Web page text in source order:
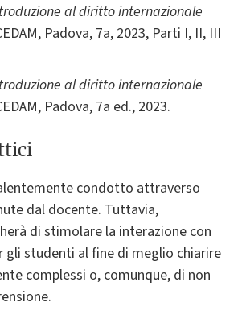
al diritto internazionale
Padova, 7a, 2023, Parti I, II, III
al diritto internazionale
Padova, 7a ed., 2023.
condotto attraverso
dal docente. Tuttavia,
di stimolare la interazione con
gli studenti al fine di meglio chiarire
complessi o, comunque, di non